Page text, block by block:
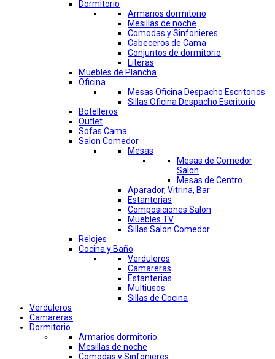
Dormitorio
Armarios dormitorio
Mesillas de noche
Comodas y Sinfonieres
Cabeceros de Cama
Conjuntos de dormitorio
Literas
Muebles de Plancha
Oficina
Mesas Oficina Despacho Escritorios
Sillas Oficina Despacho Escritorio
Botelleros
Outlet
Sofas Cama
Salon Comedor
Mesas
Mesas de Comedor
Salon
Mesas de Centro
Aparador, Vitrina, Bar
Estanterias
Composiciones Salon
Muebles TV
Sillas Salon Comedor
Relojes
Cocina y Baño
Verduleros
Camareras
Estanterias
Multiusos
Sillas de Cocina
Verduleros
Camareras
Dormitorio
Armarios dormitorio
Mesillas de noche
Comodas y Sinfonieres